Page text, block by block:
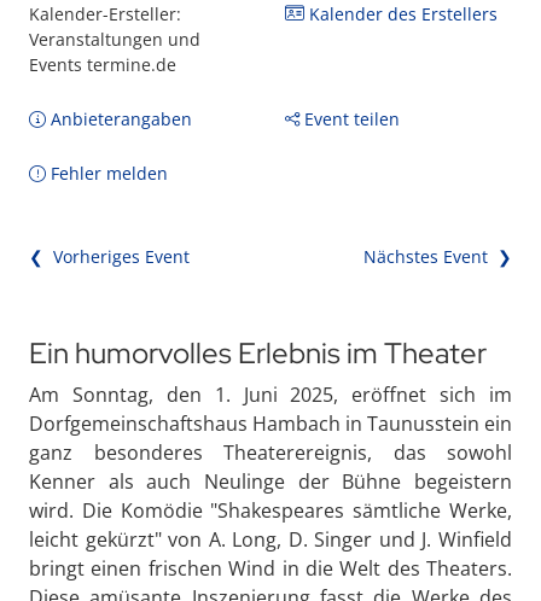
Kalender-Ersteller:
Veranstaltungen und
Events termine.de
Kalender des Erstellers
Anbieterangaben Event teilen
Fehler melden
❮ Vorheriges Event Nächstes Event ❯
Ein humorvolles Erlebnis im Theater
Am Sonntag, den 1. Juni 2025, eröffnet sich im
Dorfgemeinschaftshaus Hambach in Taunusstein ein
ganz besonderes Theaterereignis, das sowohl
Kenner als auch Neulinge der Bühne begeistern
wird. Die Komödie "Shakespeares sämtliche Werke,
leicht gekürzt" von A. Long, D. Singer und J. Winfield
bringt einen frischen Wind in die Welt des Theaters.